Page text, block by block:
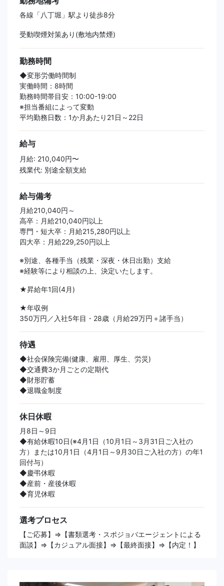
各線「八丁堀」駅より徒歩8分
受動喫煙対策あり(敷地内禁煙)
勤務時間
◆変形労働時間制
実働時間：8時間
勤務時間帯目安：10:00-19:00
※担当番組によって変動
平均勤務日数：1か月あたり21日～22日
給与
月給: 210,040円〜
残業代: 別途全額支給
給与備考
月給210,040円～
高卒：月給210,040円以上
専門・短大卒：月給215,280円以上
四大卒：月給229,250円以上
※別途、各種手当（残業・深夜・休日出勤）支給
※経験等により相談の上、決定いたします。
★昇給年1回(4月)
★年収例
350万円／入社5年目・28歳（月給29万円＋諸手当）
待遇
◆社会保険完備(健康、雇用、厚生、労災)
◆交通費3か月ごとの定期代
◆財形貯蓄
◆退職金制度
休日休暇
月8日～9日
◆有給休暇10日(※4月1日（10月1日～3月31日ご入社の
方）または10月1日（4月1日～9月30日ご入社の方）の年1
回付与）
◆慶弔休暇
◆産前・産後休暇
◆育児休暇
選考プロセス
【ご応募】⇒【書類選考・スポジョバエージェントによる
面談】⇒【カジュアル面接】⇒【最終面接】⇒【内定！】